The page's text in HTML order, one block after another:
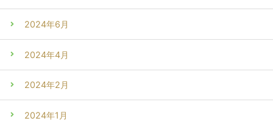
2024年6月
2024年4月
2024年2月
2024年1月